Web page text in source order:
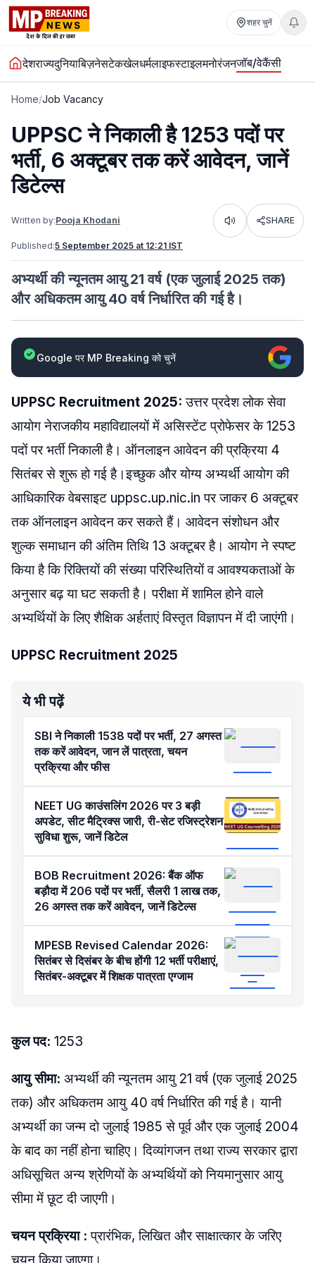
शहर चुनें
देशराज्यदुनियाबिज़नेसटेकखेलधर्मलाइफस्टाइलमनोरंजनजॉब/वेकैंसी
Home/Job Vacancy
UPPSC ने निकाली है 1253 पदों पर
भर्ती, 6 अक्टूबर तक करें आवेदन, जानें
डिटेल्स
Written by:Pooja Khodani Listen SHARE
Published:5 September 2025 at 12:21 IST
अभ्यर्थी की न्यूनतम आयु 21 वर्ष (एक जुलाई 2025 तक)
और अधिकतम आयु 40 वर्ष निर्धारित की गई है।
Google पर MP Breaking को चुनें
UPPSC Recruitment 2025: उत्तर प्रदेश लोक सेवा
आयोग नेराजकीय महाविद्यालयों में असिस्टेंट प्रोफेसर के 1253
पदों पर भर्ती निकाली है। ऑनलाइन आवेदन की प्रक्रिया 4
सितंबर से शुरू हो गई है।इच्छुक और योग्य अभ्यर्थी आयोग की
आधिकारिक वेबसाइट uppsc.up.nic.in पर जाकर 6 अक्टूबर
तक ऑनलाइन आवेदन कर सकते हैं। आवेदन संशोधन और
शुल्क समाधान की अंतिम तिथि 13 अक्टूबर है। आयोग ने स्पष्ट
किया है कि रिक्तियों की संख्या परिस्थितियों व आवश्यकताओं के
अनुसार बढ़ या घट सकती है। परीक्षा में शामिल होने वाले
अभ्यर्थियों के लिए शैक्षिक अर्हताएं विस्तृत विज्ञापन में दी जाएंगी।
UPPSC Recruitment 2025
ये भी पढ़ें
SBI ने निकाली 1538 पदों पर भर्ती, 27 अगस्त
तक करें आवेदन, जान लें पात्रता, चयन
प्रक्रिया और फीस
NEET UG काउंसलिंग 2026 पर 3 बड़ी
अपडेट, सीट मैट्रिक्स जारी, री-सेट रजिस्ट्रेशन
सुविधा शुरू, जानें डिटेल
BOB Recruitment 2026: बैंक ऑफ
बड़ौदा में 206 पदों पर भर्ती, सैलरी 1 लाख तक,
26 अगस्त तक करें आवेदन, जानें डिटेल्स
MPESB Revised Calendar 2026:
सितंबर से दिसंबर के बीच होंगी 12 भर्ती परीक्षाएं,
सितंबर-अक्टूबर में शिक्षक पात्रता एग्जाम
कुल पद: 1253
आयु सीमा: अभ्यर्थी की न्यूनतम आयु 21 वर्ष (एक जुलाई 2025
तक) और अधिकतम आयु 40 वर्ष निर्धारित की गई है। यानी
अभ्यर्थी का जन्म दो जुलाई 1985 से पूर्व और एक जुलाई 2004
के बाद का नहीं होना चाहिए। दिव्यांगजन तथा राज्य सरकार द्वारा
अधिसूचित अन्य श्रेणियों के अभ्यर्थियों को नियमानुसार आयु
सीमा में छूट दी जाएगी।
चयन प्रक्रिया : प्रारंभिक, लिखित और साक्षात्कार के जरिए